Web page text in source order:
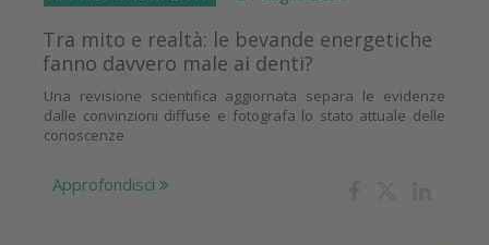
Tra mito e realtà: le bevande energetiche
fanno davvero male ai denti?
Una revisione scientifica aggiornata separa le evidenze
dalle convinzioni diffuse e fotografa lo stato attuale delle
conoscenze
Approfondisci